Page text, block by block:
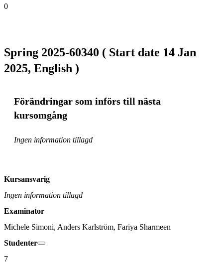
0
Spring 2025-60340 ( Start date 14 Jan
2025, English )
Förändringar som införs till nästa
kursomgång
Ingen information tillagd
Kursansvarig
Ingen information tillagd
Examinator
Michele Simoni, Anders Karlström, Fariya Sharmeen
Studenter
7